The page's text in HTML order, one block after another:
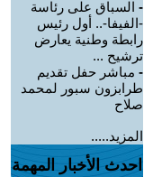
- السباق على رئاسة
-الفيفا-.. أول رئيس
رابطة وطنية يعارض
ترشيح ...
- مباشر حفل تقديم
طرابزون سبور لمحمد
صلاح
المزيد.....
احدث الأخبار المهمة